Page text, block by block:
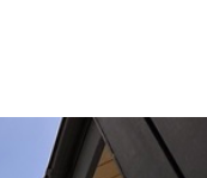
Allseas Spa
Fiinn